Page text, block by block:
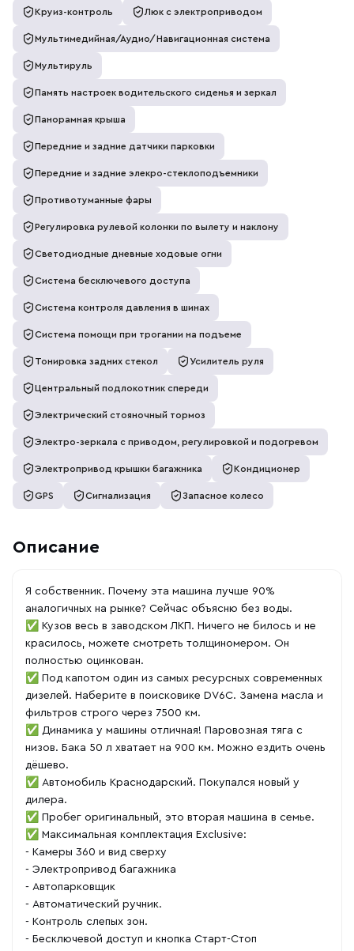
Круиз-контроль Люк с электроприводом
Мультимедийная/Аудио/Навигационная система
Мультируль
Память настроек водительского сиденья и зеркал
Панорамная крыша
Передние и задние датчики парковки
Передние и задние элекро-стеклоподъемники
Противотуманные фары
Регулировка рулевой колонки по вылету и наклону
Светодиодные дневные ходовые огни
Система бесключевого доступа
Система контроля давления в шинах
Система помощи при трогании на подъеме
Тонировка задних стекол Усилитель руля
Центральный подлокотник спереди
Электрический стояночный тормоз
Электро-зеркала с приводом, регулировкой и подогревом
Электропривод крышки багажника Кондиционер
GPS Сигнализация Запасное колесо
Описание
Я собственник. Почему этa мaшинa лучшe 90%
аналогичных на рынке? Cейчaс объяcню бeз воды.
✅ Кузов весь в заводском ЛКП. Ничего не билось и не
красилось, можете смотреть толщиномером. Он
полностью оцинкован.
✅ Под капотом один из самых ресурсных современных
дизелей. Наберите в поисковике DV6C. Замена масла и
фильтров строго через 7500 км.
✅ Динамика у машины отличная! Паровозная тяга с
низов. Бака 50 л хватает на 900 км. Можно ездить очень
дёшево.
✅ Автомобиль Краснодарский. Покупался новый у
дилера.
✅ Пробег оригинальный, это вторая машина в семье.
✅ Максимальная комплектация Exclusive:
- Камеры 360 и вид сверху
- Электропривод багажника
- Автопарковщик
- Автоматический ручник.
- Контроль слепых зон.
- Бесключевой доступ и кнопка Старт-Стоп